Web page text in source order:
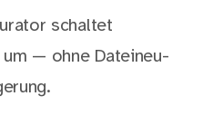
schaltet
um — ohne Dateineu-